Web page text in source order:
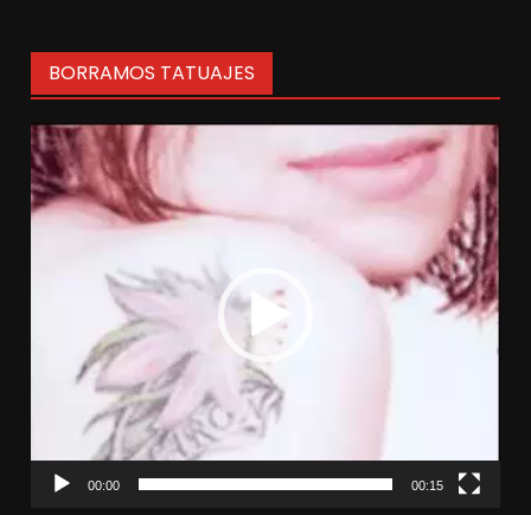
BORRAMOS TATUAJES
Reproductor
de
vídeo
00:00 00:15